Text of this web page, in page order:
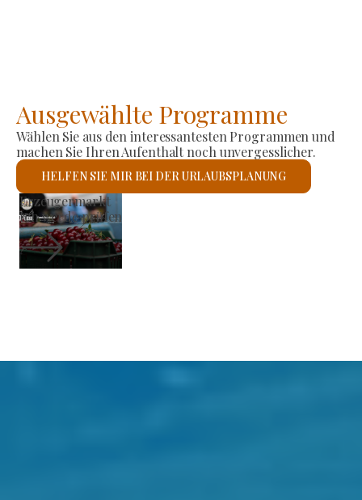
Ausgewählte Programme
Wählen Sie aus den interessantesten Programmen und
machen Sie Ihren Aufenthalt noch unvergesslicher.
HELFEN SIE MIR BEI DER URLAUBSPLANUNG
Römisch-katholische Kirche St. László
Ich werde prüfen